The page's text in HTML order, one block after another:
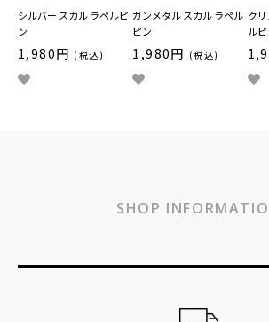
シルバー スカル ラペルピ
ン
1,980円 (税込)
ガンメタル スカル ラペル
ピン
1,980円 (税込)
ク
ル
SHOP
ショッピングガイド